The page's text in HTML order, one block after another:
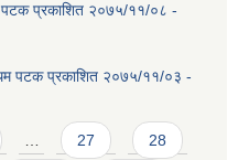
पटक प्रकाशित २०७५/११/०८ -
पटक प्रकाशित २०७५/११/०३ -
… 27 28